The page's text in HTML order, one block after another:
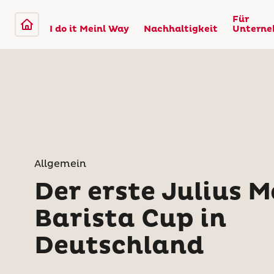
I do it Meinl Way Nachhaltigkeit
Für
Allgemein
Der erste Julius
Barista Cup in
Deutschland